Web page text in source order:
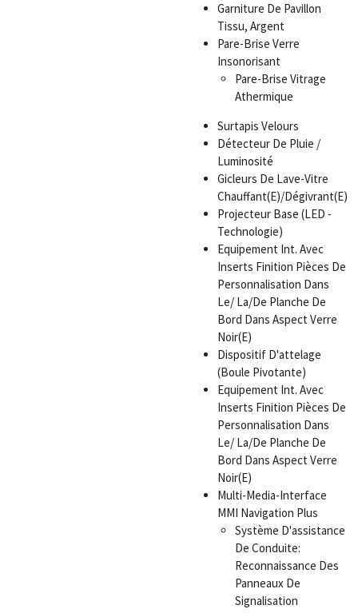
Garniture De Pavillon
Tissu, Argent
Pare-Brise Verre
Insonorisant
Pare-Brise Vitrage
Athermique
Surtapis Velours
Détecteur De Pluie /
Luminosité
Gicleurs De Lave-Vitre
Chauffant(E)/Dégivrant(E)
Projecteur Base (LED -
Technologie)
Equipement Int. Avec
Inserts Finition Pièces De
Personnalisation Dans
Le/ La/De Planche De
Bord Dans Aspect Verre
Noir(E)
Dispositif D'attelage
(Boule Pivotante)
Equipement Int. Avec
Inserts Finition Pièces De
Personnalisation Dans
Le/ La/De Planche De
Bord Dans Aspect Verre
Noir(E)
Multi-Media-Interface
MMI Navigation Plus
Système D'assistance
De Conduite:
Reconnaissance Des
Panneaux De
Signalisation